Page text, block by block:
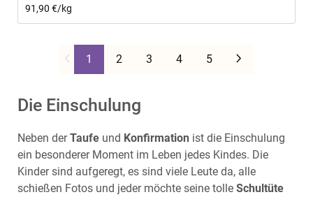
91,90 €/kg
1 2 3 4 5 Weiter
Die Einschulung
Neben derTaufe und Konfirmation ist die Einschulung
ein besonderer Moment im Leben jedes Kindes. Die
Kinder sind aufgeregt, es sind viele Leute da, alle
schießen Fotos und jeder möchte seine tolle Schultüte